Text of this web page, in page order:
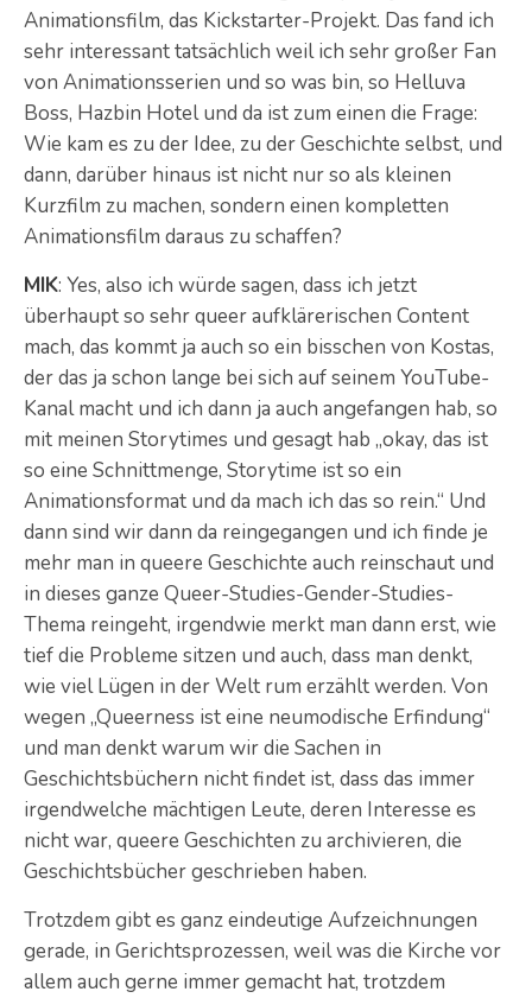
Animationsfilm, das Kickstarter-Projekt. Das fand ich
sehr interessant tatsächlich weil ich sehr großer Fan
von Animationsserien und so was bin, so Helluva
Boss, Hazbin Hotel und da ist zum einen die Frage:
Wie kam es zu der Idee, zu der Geschichte selbst, und
dann, darüber hinaus ist nicht nur so als kleinen
Kurzfilm zu machen, sondern einen kompletten
Animationsfilm daraus zu schaffen?
MIK: Yes, also ich würde sagen, dass ich jetzt
überhaupt so sehr queer aufklärerischen Content
mach, das kommt ja auch so ein bisschen von Kostas,
der das ja schon lange bei sich auf seinem YouTube-
Kanal macht und ich dann ja auch angefangen hab, so
mit meinen Storytimes und gesagt hab „okay, das ist
so eine Schnittmenge, Storytime ist so ein
Animationsformat und da mach ich das so rein.“ Und
dann sind wir dann da reingegangen und ich finde je
mehr man in queere Geschichte auch reinschaut und
in dieses ganze Queer-Studies-Gender-Studies-
Thema reingeht, irgendwie merkt man dann erst, wie
tief die Probleme sitzen und auch, dass man denkt,
wie viel Lügen in der Welt rum erzählt werden. Von
wegen „Queerness ist eine neumodische Erfindung“
und man denkt warum wir die Sachen in
Geschichtsbüchern nicht findet ist, dass das immer
irgendwelche mächtigen Leute, deren Interesse es
nicht war, queere Geschichten zu archivieren, die
Geschichtsbücher geschrieben haben.
Trotzdem gibt es ganz eindeutige Aufzeichnungen
gerade, in Gerichtsprozessen, weil was die Kirche vor
allem auch gerne immer gemacht hat, trotzdem